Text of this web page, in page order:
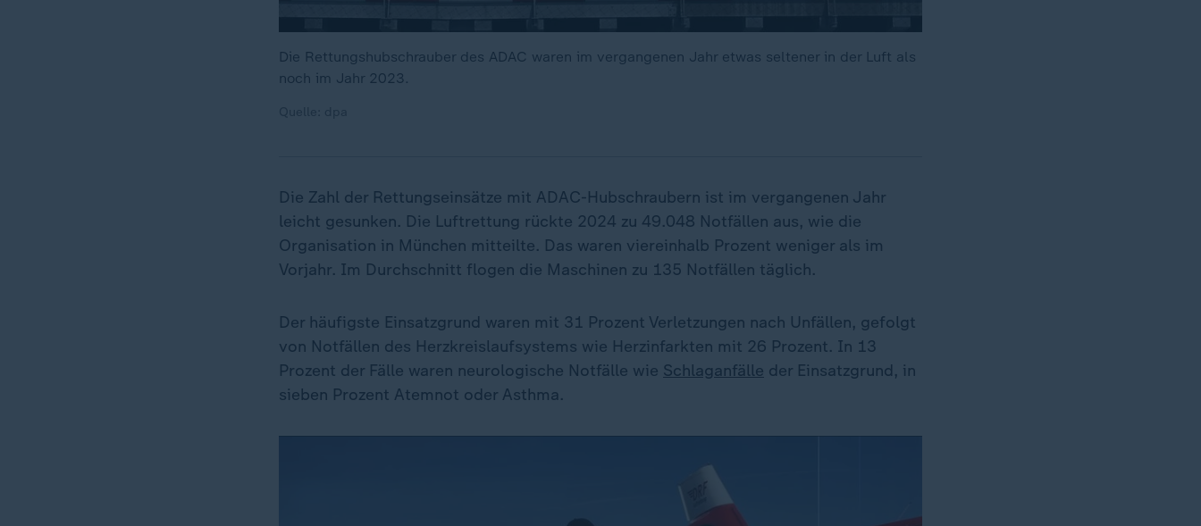
Die Rettungshubschrauber des ADAC waren im vergangenen Jahr etwas seltener in der Luft als
noch im Jahr 2023.
Die Zahl der Rettungseinsätze mit ADAC-Hubschraubern ist im vergangenen Jahr
leicht gesunken. Die Luftrettung rückte 2024 zu 49.048 Notfällen aus, wie die
Organisation in München mitteilte. Das waren viereinhalb Prozent weniger als im
Vorjahr. Im Durchschnitt flogen die Maschinen zu 135 Notfällen täglich.
Der häufigste Einsatzgrund waren mit 31 Prozent Verletzungen nach Unfällen, gefolgt
von Notfällen des Herzkreislaufsystems wie Herzinfarkten mit 26 Prozent. In 13
Prozent der Fälle waren neurologische Notfälle wie Schlaganfälle der Einsatzgrund, in
sieben Prozent Atemnot oder Asthma.